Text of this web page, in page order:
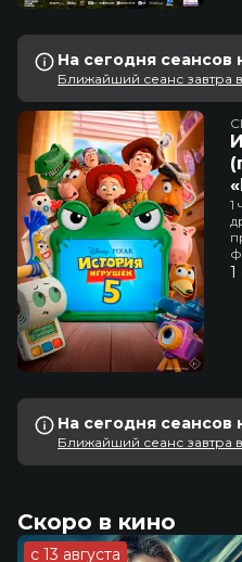
На сегодня сеансов
Ближайший сеанс завтра в
1
1
На сегодня сеансов
Ближайший сеанс завтра в
Скоро в кино
с 13 августа